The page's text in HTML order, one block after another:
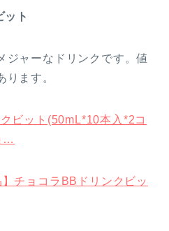
ット
ジャーなドリンクです。値
ります。
ビット(50mL*10本入*2コ
…
】チョコラBBドリンクビッ